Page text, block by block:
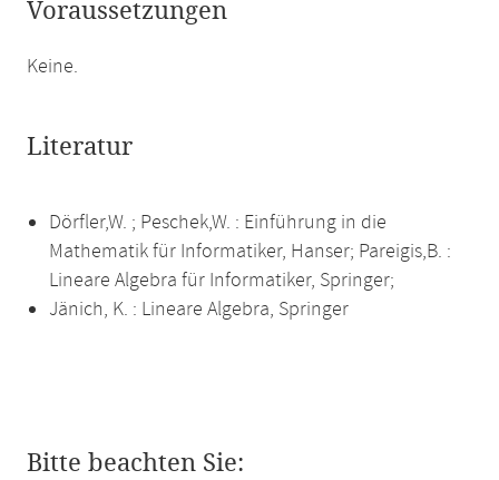
Voraussetzungen
Keine.
Literatur
Dörfler,W. ; Peschek,W. : Einführung in die
Mathematik für Informatiker, Hanser; Pareigis,B. :
Lineare Algebra für Informatiker, Springer;
Jänich, K. : Lineare Algebra, Springer
Bitte beachten Sie: